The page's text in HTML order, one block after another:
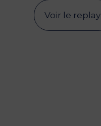
Voir le replay